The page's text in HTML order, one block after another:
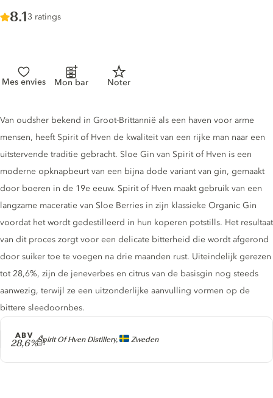
Score :
8.1/ 10
3 ratings
Mes envies Mon bar Noter
Producer
Spirit Of Hven Distillery, Zweden
ABV
28,6%
Gin description
Van oudsher bekend in Groot-Brittannië als een haven voor arme
mensen, heeft Spirit of Hven de kwaliteit van een rijke man naar een
uitstervende traditie gebracht. Sloe Gin van Spirit of Hven is een
moderne opknapbeurt van een bijna dode variant van gin, gemaakt
door boeren in de 19e eeuw. Spirit of Hven maakt gebruik van een
langzame maceratie van Sloe Berries in zijn klassieke Organic Gin
voordat het wordt gedestilleerd in hun koperen potstills. Het resultaat
van dit proces zorgt voor een delicate bitterheid die wordt afgerond
door suiker toe te voegen na drie maanden rust. Uiteindelijk gerezen
tot 28,6%, zijn de jeneverbes en citrus van de basisgin nog steeds
aanwezig, terwijl ze een uitzonderlijke aanvulling vormen op de
bittere sleedoornbes.